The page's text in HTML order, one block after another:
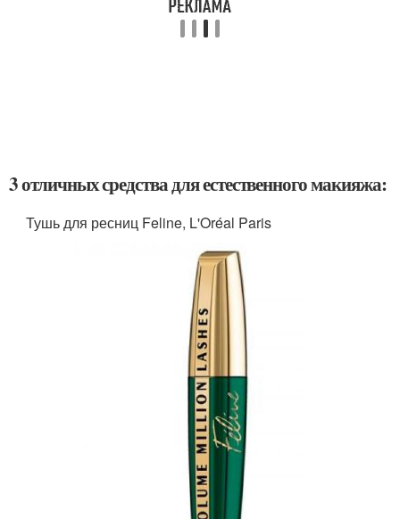
3 отличных средства для естественного макияжа:
Тушь для ресниц Feline, L'Oréal Paris